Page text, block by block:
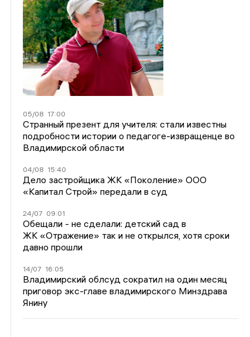
05/08 17:00
Странный презент для учителя: стали известны
подробности истории о педагоге-извращенце во
Владимирской области
04/08 15:40
Дело застройщика ЖК «Поколение» ООО
«Капитал Строй» передали в суд
24/07 09:01
Обещали - не сделали: детский сад в
ЖК «Отражение» так и не открылся, хотя сроки
давно прошли
14/07 16:05
Владимирский облсуд сократил на один месяц
приговор экс-главе владимирского Минздрава
Янину